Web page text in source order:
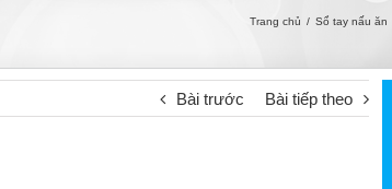
Trang chủ / Sổ tay nấu ăn
Bài trước Bài tiếp theo